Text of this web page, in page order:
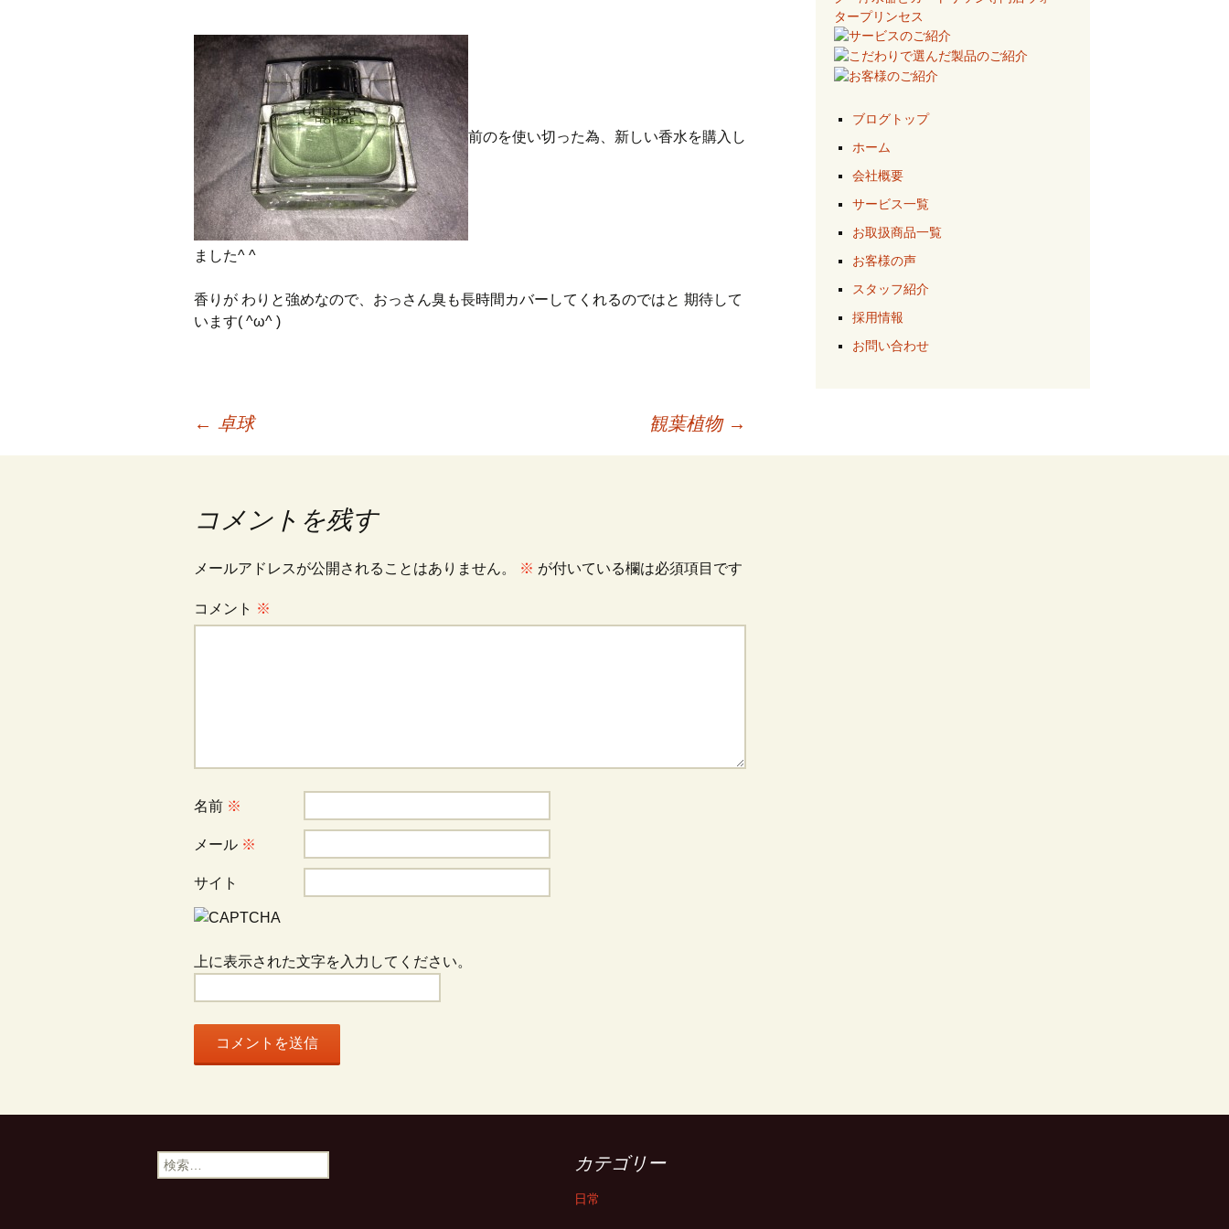
前のを使い切った為、新しい香水を購入し
ました^ ^
香りが わりと強めなので、おっさん臭も長時間カバーしてくれるのではと 期待して
います( ^ω^ )
← 卓球 観葉植物 →
コメントを残す
メールアドレスが公開されることはありません。 ※ が付いている欄は必須項目です
コメント ※
名前 ※
メール ※
サイト
上に表示された文字を入力してください。
ブログトップ
ホーム
会社概要
サービス一覧
お取扱商品一覧
お客様の声
スタッフ紹介
採用情報
お問い合わせ
検
索:
カテゴリー
日常